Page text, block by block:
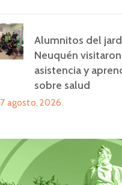
Alumnitos del
Neuquén
asistencia y
sobre salud
7 agosto, 2026